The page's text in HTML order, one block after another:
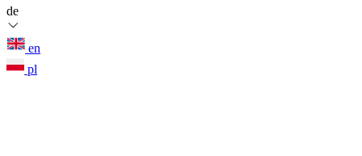
de
en
pl